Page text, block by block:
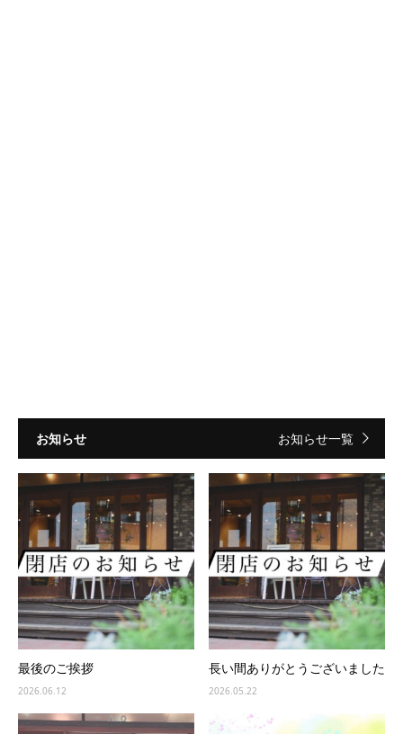
お知らせ お知らせ一覧
最後のご挨拶
2026.06.12
長い間ありがとうございました
2026.05.22